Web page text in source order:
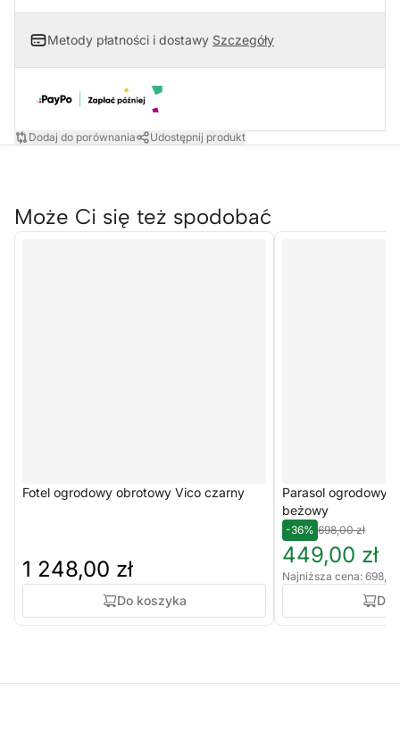
Metody płatności i dostawy Szczegóły
Dodaj do porównania Udostępnij produkt
Może Ci się też spodobać
Fotel ogrodowy obrotowy Vico czarny
1 248,00 zł
Do koszyka
Parasol ogrodowy
beżowy
-36% 698,00 zł
449,00 zł
Najniższa cena:
Do